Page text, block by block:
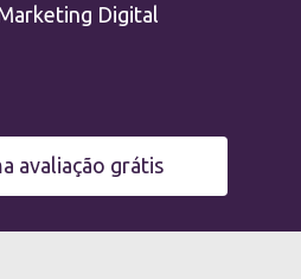
Digital
avaliação grátis